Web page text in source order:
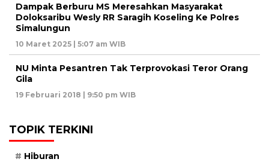
Dampak Berburu MS Meresahkan Masyarakat
Doloksaribu Wesly RR Saragih Koseling Ke Polres
Simalungun
10 Maret 2025 | 5:07 am WIB
NU Minta Pesantren Tak Terprovokasi Teror Orang
Gila
19 Februari 2018 | 9:50 pm WIB
TOPIK TERKINI
Hiburan